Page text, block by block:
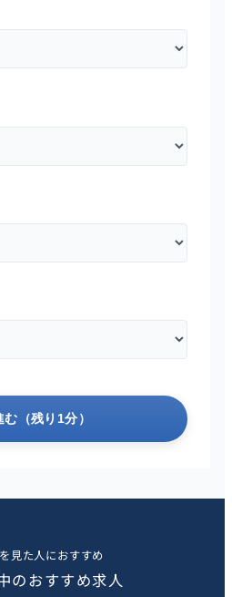
（残り1分）
見た人におすすめ
のおすすめ求人